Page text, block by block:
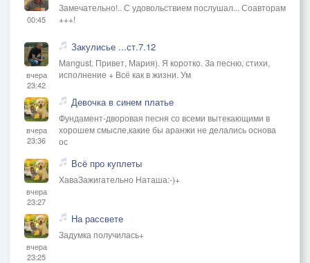
00:45
Замечательно!.. С удовольствием послушал... Соавторам
+++!
вчера
23:42
Закулисье ...ст.7.12
Mangust. Привет, Мария). Я коротко. За песню, стихи,
исполнение + Всё как в жизни. Ум
вчера
23:36
Девочка в синем платье
Фундамент-дворовая песня со всеми вытекающими в
хорошем смысле,какие бы аранжи не делались основа
ос
вчера
23:27
Всё про куплеты
ХаваЗажигательно Наташа:-)+
вчера
23:25
На рассвете
Задумка получилась+